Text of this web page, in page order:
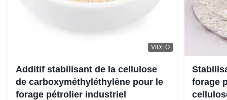
VIDEO
Additif stabilisant de la cellulose
de carboxyméthyléthylène pour le
forage pétrolier industriel
forage